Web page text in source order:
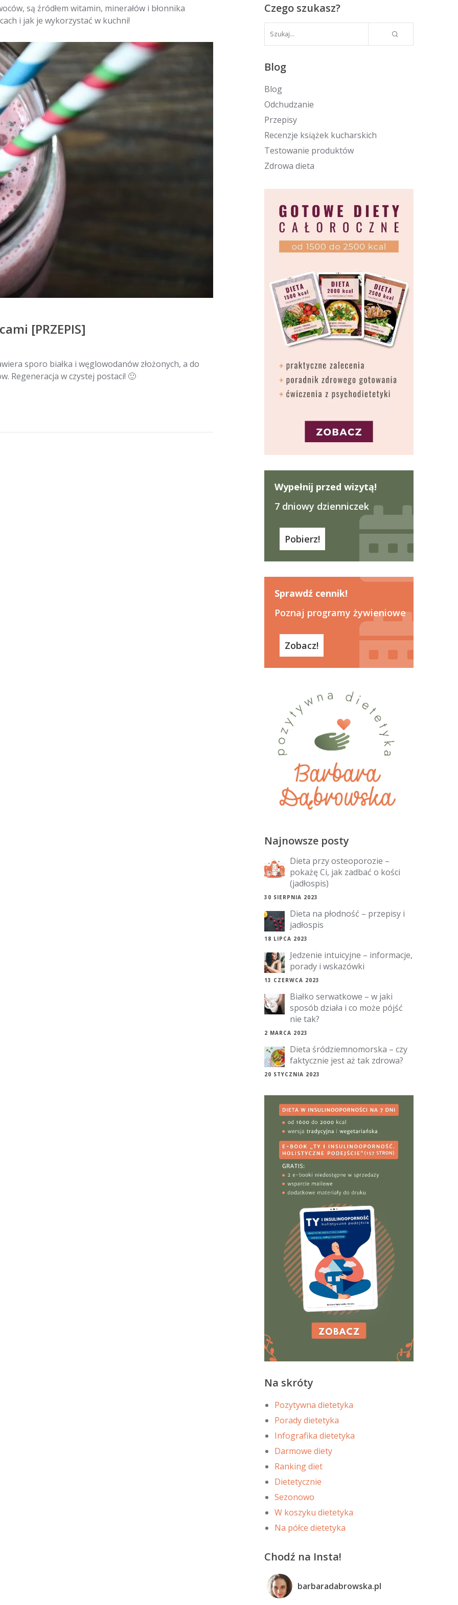
są źródłem witamin, minerałów i błonnika
i jak je wykorzystać w kuchni!
[PRZEPIS]
sporo białka i węglowodanów złożonych, a do
Regeneracja w czystej postaci! 🙂
Czego szukasz?
Blog
Blog
Odchudzanie
Przepisy
Recenzje książek kucharskich
Testowanie produktów
Zdrowa dieta
Wypełnij przed wizytą!
7 dniowy dzienniczek
Pobierz!
Sprawdź cennik!
Poznaj programy żywieniowe
Zobacz!
Najnowsze posty
Dieta przy osteoporozie –
pokażę Ci, jak zadbać o kości
(jadłospis)
30 SIERPNIA 2023
Dieta na płodność – przepisy i
jadłospis
18 LIPCA 2023
Jedzenie intuicyjne – informacje,
porady i wskazówki
13 CZERWCA 2023
Białko serwatkowe – w jaki
sposób działa i co może pójść
nie tak?
2 MARCA 2023
Dieta śródziemnomorska – czy
faktycznie jest aż tak zdrowa?
20 STYCZNIA 2023
Na skróty
Pozytywna dietetyka
Porady dietetyka
Infografika dietetyka
Darmowe diety
Ranking diet
Dietetycznie
Sezonowo
W koszyku dietetyka
Na półce dietetyka
Chodź na Insta!
barbaradabrowska.pl